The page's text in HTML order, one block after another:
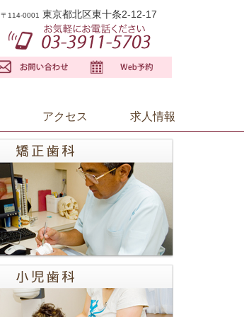
〒114-0001 東京都北区東十条2-12-17
アクセス 求人情報